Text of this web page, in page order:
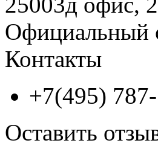
Официальный
Контакты
+7(495)
Оставить